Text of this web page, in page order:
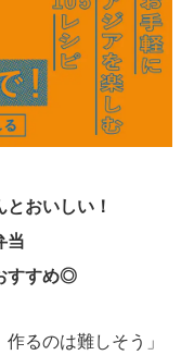
おいしい！
当
すすめ◎
るのは難しそう」